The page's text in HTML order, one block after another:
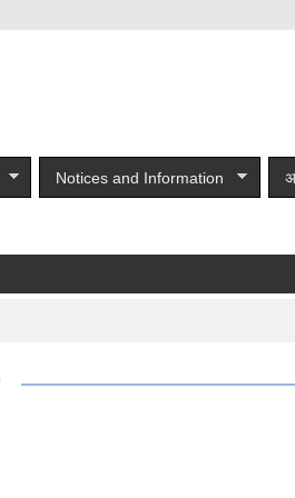
Notices and Information